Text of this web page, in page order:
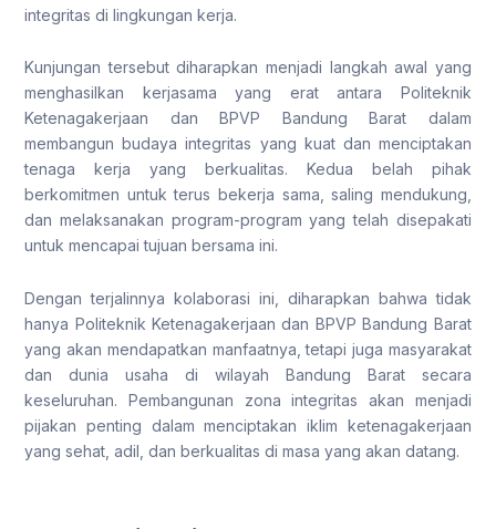
integritas di lingkungan kerja.
Kunjungan tersebut diharapkan menjadi langkah awal yang
menghasilkan kerjasama yang erat antara Politeknik
Ketenagakerjaan dan BPVP Bandung Barat dalam
membangun budaya integritas yang kuat dan menciptakan
tenaga kerja yang berkualitas. Kedua belah pihak
berkomitmen untuk terus bekerja sama, saling mendukung,
dan melaksanakan program-program yang telah disepakati
untuk mencapai tujuan bersama ini.
Dengan terjalinnya kolaborasi ini, diharapkan bahwa tidak
hanya Politeknik Ketenagakerjaan dan BPVP Bandung Barat
yang akan mendapatkan manfaatnya, tetapi juga masyarakat
dan dunia usaha di wilayah Bandung Barat secara
keseluruhan. Pembangunan zona integritas akan menjadi
pijakan penting dalam menciptakan iklim ketenagakerjaan
yang sehat, adil, dan berkualitas di masa yang akan datang.